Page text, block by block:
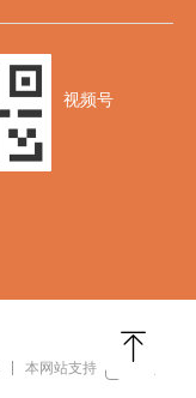
视频号
本网站支持
IPv6
ꁸ